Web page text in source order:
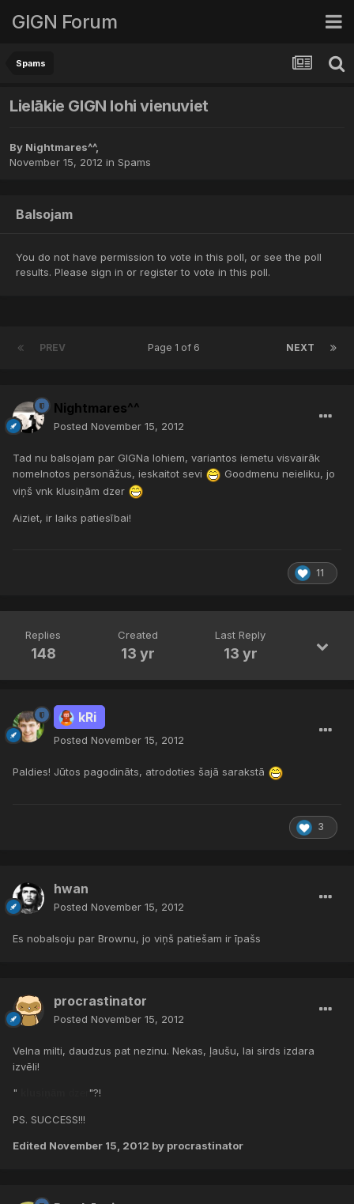
GIGN Forum
Spams
Lielākie GIGN lohi vienuviet
By Nightmares^^,
November 15, 2012 in Spams
Balsojam
You do not have permission to vote in this poll, or see the poll
results. Please sign in or registerto vote in this poll.
PREV NEXT
Page 1 of 6
Nightmares^^
Posted November 15, 2012
Tad nu balsojam par GIGNa lohiem, variantos iemetu visvairāk
nomelnotos personāžus, ieskaitot sevi
Goodmenu neieliku, jo
viņš vnk klusiņām dzer
Aiziet, ir laiks patiesībai!
11
Replies
148
Created
13 yr
Last Reply
13 yr
kRi
Posted November 15, 2012
Paldies! Jūtos pagodināts, atrodoties šajā sarakstā
3
hwan
Posted November 15, 2012
Es nobalsoju par Brownu, jo viņš patiešam ir īpašs
procrastinator
Posted November 15, 2012
Velna milti, daudzus pat nezinu. Nekas, ļaušu, lai sirds izdara
izvēli!
" "?!
PS. SUCCESS!!!
Edited November 15, 2012 by procrastinator